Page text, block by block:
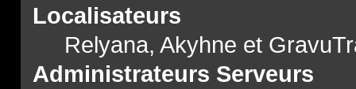
Localisateurs
Relyana, Akyhne et
Administrateurs Serveurs